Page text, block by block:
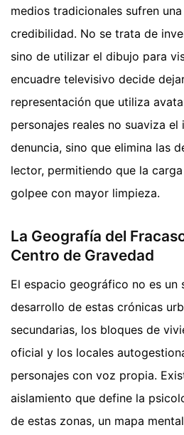
medios tradicionales sufren
credibilidad. No se trata de
sino de utilizar el dibujo para
encuadre televisivo decide
representación que utiliza
personajes reales no suaviza
denuncia, sino que elimina las
lector, permitiendo que la
golpee con mayor limpieza.
La Geografía del
Centro de Gravedad
El espacio geográfico no es un
desarrollo de estas crónicas
secundarias, los bloques de
oficial y los locales
personajes con voz propia.
aislamiento que define la
de estas zonas, un mapa